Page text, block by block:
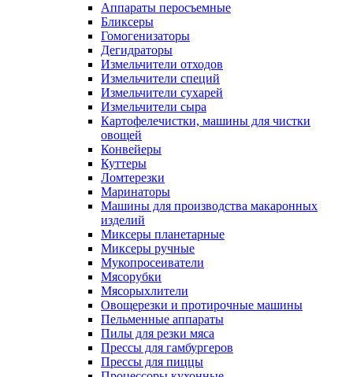
Аппараты перосъемные
Бликсеры
Гомогенизаторы
Дегидраторы
Измельчители отходов
Измельчители специй
Измельчители сухарей
Измельчители сыра
Картофелечистки, машины для чистки
овощей
Конвейеры
Куттеры
Ломтерезки
Маринаторы
Машины для производства макаронных
изделий
Миксеры планетарные
Миксеры ручные
Мукопросеиватели
Мясорубки
Мясорыхлители
Овощерезки и протирочные машины
Пельменные аппараты
Пилы для резки мяса
Прессы для гамбургеров
Прессы для пиццы